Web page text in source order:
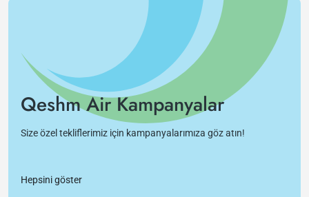
Qeshm Air Kampanyalar
Size özel tekliflerimiz için kampanyalarımıza göz atın!
Hepsini göster